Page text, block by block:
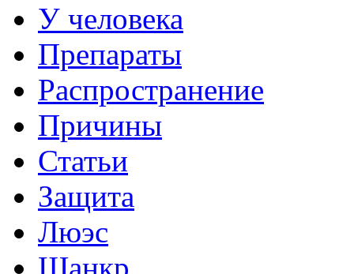
У человека
Препараты
Распространение
Причины
Статьи
Защита
Люэс
Шанкр